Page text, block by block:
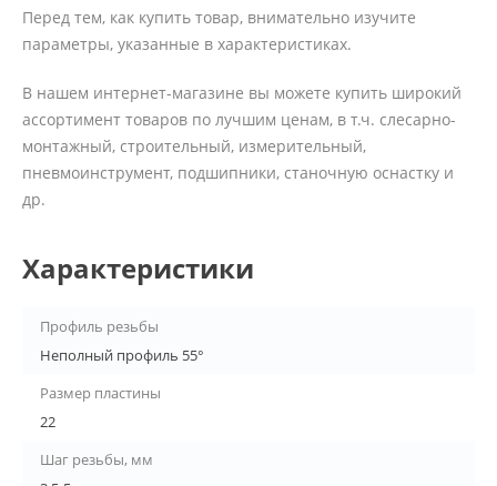
Перед тем, как купить товар, внимательно изучите
параметры, указанные в характеристиках.
В нашем интернет-магазине вы можете купить широкий
ассортимент товаров по лучшим ценам, в т.ч. слесарно-
монтажный, строительный, измерительный,
пневмоинструмент, подшипники, станочную оснастку и
др.
Характеристики
Профиль резьбы
Неполный профиль 55°
Размер пластины
22
Шаг резьбы, мм